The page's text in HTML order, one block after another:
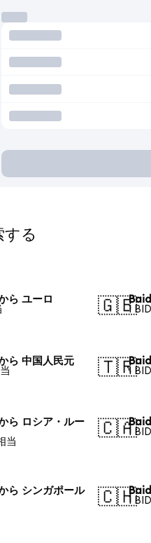
る
ら ユーロ
🇬🇧
1
ら 中国人民元
🇹🇷
1
ら ロシア・ルー
当
🇨🇦
1
ら シンガポール
🇨🇭
1